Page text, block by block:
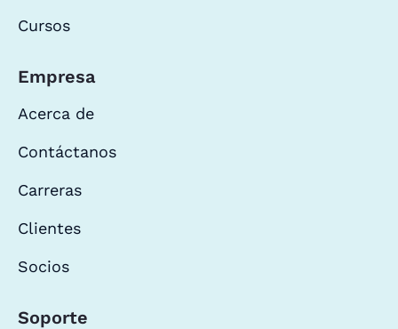
Cursos
Empresa
Acerca de
Contáctanos
Carreras
Clientes
Socios
Soporte